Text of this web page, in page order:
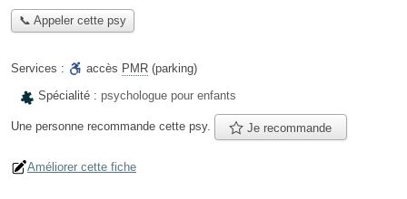
📞 Appeler cette psy
Services : accès PMR (parking)
Spécialité : psychologue pour enfants
Une personne recommande cette psy. Je recommande
Améliorer cette fiche